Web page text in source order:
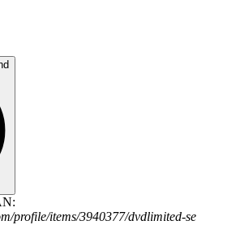
profile/items/3940377/dvdlimited-se